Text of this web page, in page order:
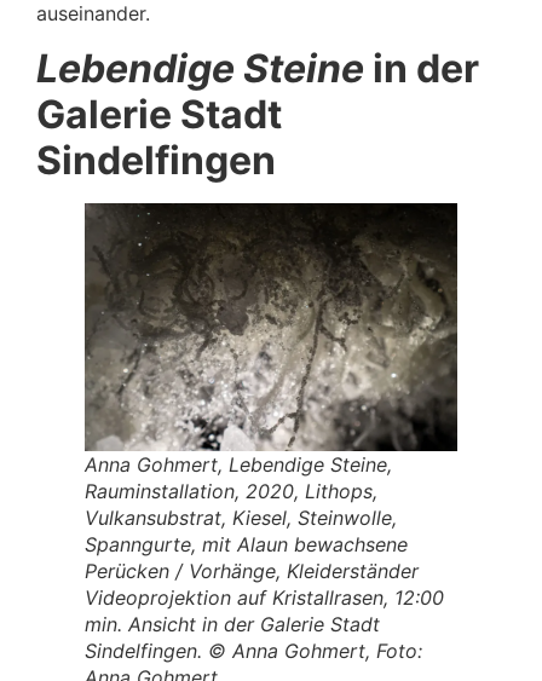
auseinander.
Lebendige Steine in der
Galerie Stadt
Sindelfingen
Anna Gohmert, Lebendige Steine,
Rauminstallation, 2020, Lithops,
Vulkansubstrat, Kiesel, Steinwolle,
Spanngurte, mit Alaun bewachsene
Perücken / Vorhänge, Kleiderständer
Videoprojektion auf Kristallrasen, 12:00
min. Ansicht in der Galerie Stadt
Sindelfingen. © Anna Gohmert, Foto: